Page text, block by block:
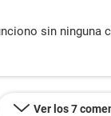
sin ninguna
Ver los 7